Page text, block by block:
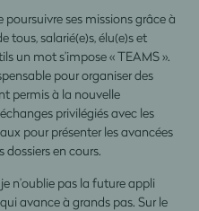
ses missions grâce à
tous, salarié(e)s, élu(e)s et
un mot s’impose « TEAMS ».
pour organiser des
permis à la nouvelle
privilégiés avec les
pour présenter les avancées
en cours.
n’oublie pas la future appli
avance à grands pas. Sur le